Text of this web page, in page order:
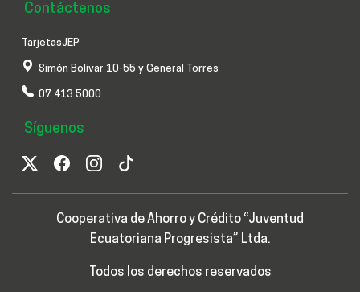
Contáctenos
TarjetasJEP
Simón Bolivar 10-55 y General Torres
07 413 5000
Síguenos
Cooperativa de Ahorro y Crédito “Juventud
Ecuatoriana Progresista” Ltda.
Todos los derechos reservados